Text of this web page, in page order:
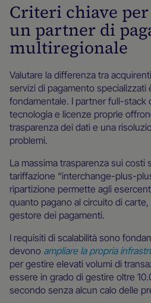
Criteri chiave
un partner di
multiregionale
Valutare la differenza tra
servizi di pagamento specializzati
fondamentale. I partner full-stack
tecnologia e licenze proprie
trasparenza dei dati e una
problemi.
La massima trasparenza sui costi
tariffazione “interchange-plus-
ripartizione permette agli
quanto pagano al circuito di
gestore dei pagamenti.
I requisiti di scalabilità sono
devono ampliare la propria
per gestire elevati volumi di
essere in grado di gestire oltre
secondo senza alcun calo delle